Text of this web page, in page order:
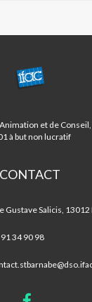
CENTRE
ST
et de
à but non lucratif
CONTACT
Gustave Salicis,
34 90 98